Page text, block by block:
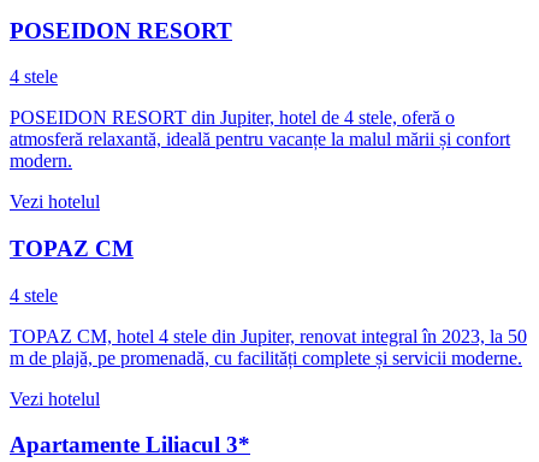
POSEIDON RESORT
4 stele
POSEIDON RESORT din Jupiter, hotel de 4 stele, oferă o
atmosferă relaxantă, ideală pentru vacanțe la malul mării și confort
modern.
Vezi hotelul
TOPAZ CM
4 stele
TOPAZ CM, hotel 4 stele din Jupiter, renovat integral în 2023, la 50
m de plajă, pe promenadă, cu facilități complete și servicii moderne.
Vezi hotelul
Apartamente Liliacul 3*